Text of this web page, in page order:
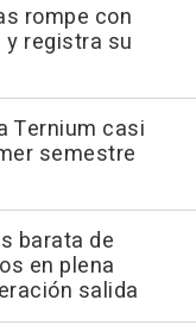
rompe con
registra su
Ternium casi
semestre
barata de
en plena
salida